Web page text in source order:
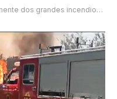
incendios forestales en la provincia